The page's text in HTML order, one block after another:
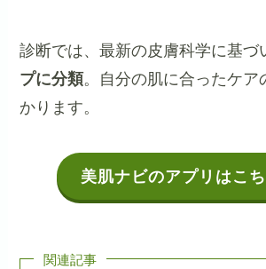
診断では、最新の皮膚科学に基づ
プに分類。自分の肌に合ったケア
かります。
美肌ナビのアプリはこ
関連記事